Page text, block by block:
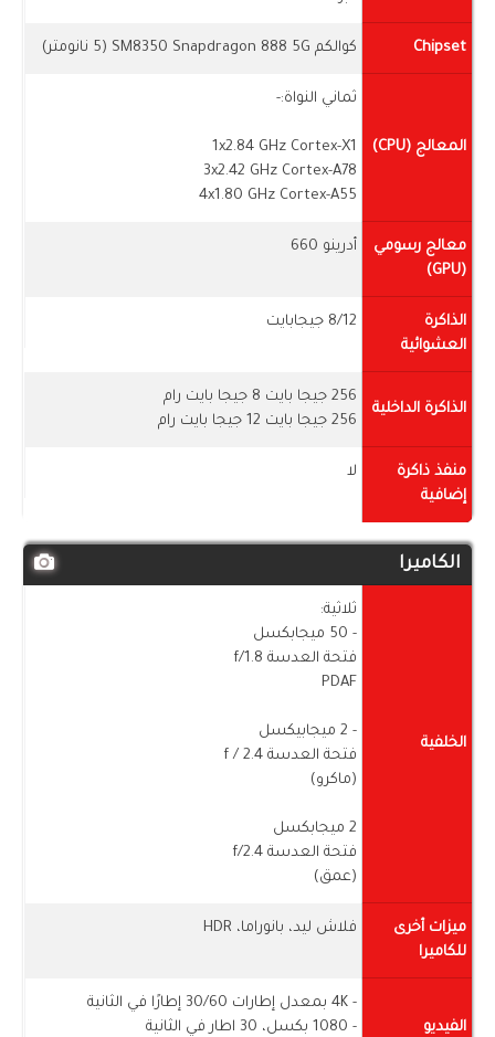
Chipset كوالكم SM8350 Snapdragon 888 5G (5 نانومتر)
المعالج (CPU)
ثماني النواة:-
1x2.84 GHz Cortex-X1
3x2.42 GHz Cortex-A78
4x1.80 GHz Cortex-A55
معالج رسومي
(GPU)
أدرينو 660
الذاكرة
العشوائية
8/12 جيجابايت
الذاكرة الداخلية
256 جيجا بايت 8 جيجا بايت رام
256 جيجا بايت 12 جيجا بايت رام
منفذ ذاكرة
إضافية
لا
الكاميرا
الخلفية
ثلاثية:
- 50 ميجابكسل
فتحة العدسة f/1.8
PDAF
- 2 ميجابيكسل
فتحة العدسة f / 2.4
(ماكرو)
2 ميجابكسل
فتحة العدسة f/2.4
(عمق)
ميزات أخرى
للكاميرا
فلاش ليد، بانوراما، HDR
الفيديو
- 4K بمعدل إطارات 30/60 إطارًا في الثانية
- 1080 بكسل، 30 اطار في الثانية